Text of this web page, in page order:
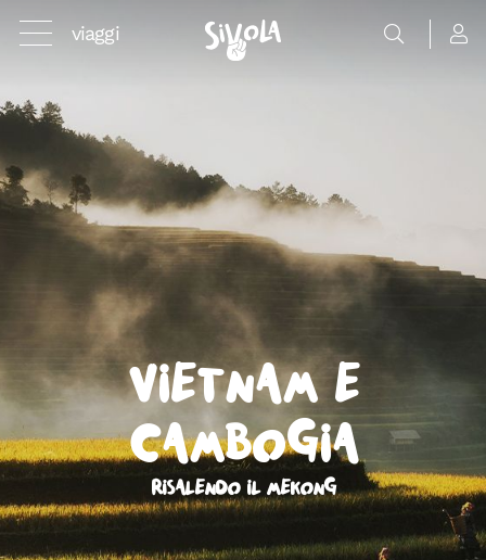
viaggi
Vietnam e
Cambogia
Risalendo il Mekong